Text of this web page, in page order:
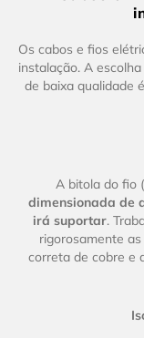
Os cabos e fios
instalação. A
de baixa qualidade
A bitola do fio
dimensionada de
irá suportar.
rigorosamente
correta de cobre e